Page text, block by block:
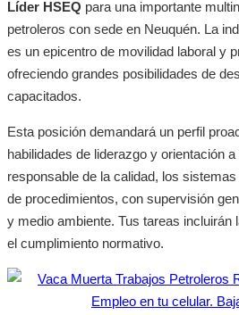
Líder HSEQ para una importante
petroleros con sede en Neuquén. La
es un epicentro de movilidad laboral y
ofreciendo grandes posibilidades de
capacitados.
Esta posición demandará un perfil
habilidades de liderazgo y orientación
responsable de la calidad, los
de procedimientos, con supervisión
y medio ambiente. Tus tareas incluirán
el cumplimiento normativo.